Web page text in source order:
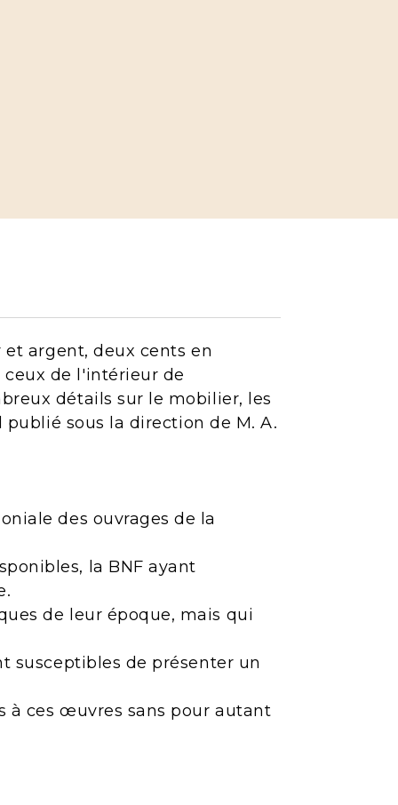
argent, deux cents en
de l'intérieur de
détails sur le mobilier, les
sous la direction de M. A.
des ouvrages de la
la BNF ayant
de leur époque, mais qui
susceptibles de présenter un
à ces œuvres sans pour autant